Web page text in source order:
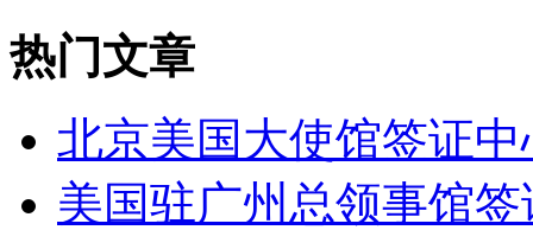
热门文章
北京美国大使馆签证中
美国驻广州总领事馆